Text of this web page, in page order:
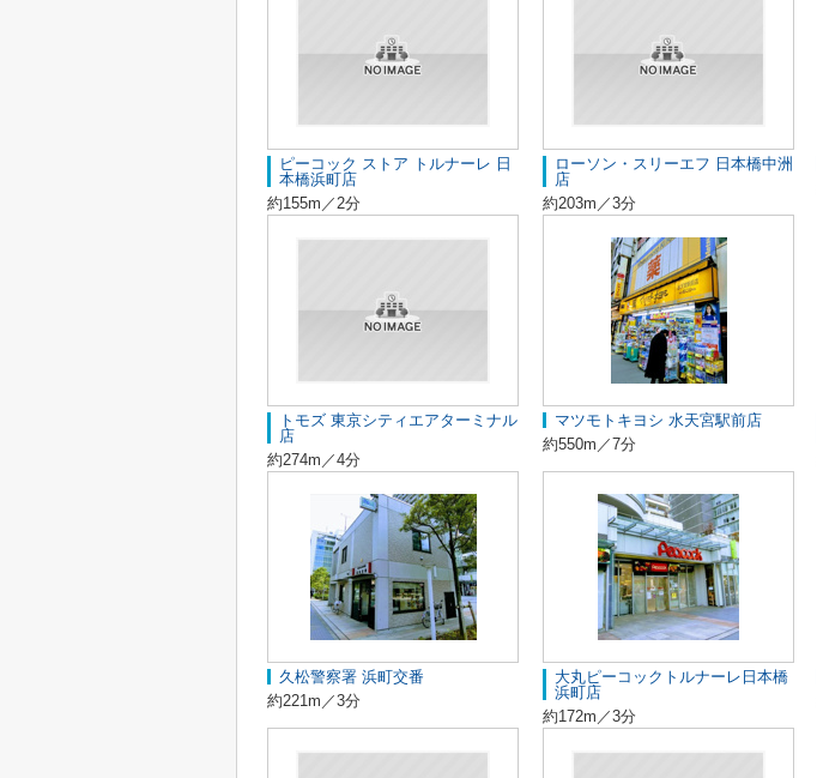
ピーコック ストア トルナーレ 日
本橋浜町店
約155m／2分
ローソン・スリーエフ 日本橋中洲
店
約203m／3分
トモズ 東京シティエアターミナル
店
約274m／4分
マツモトキヨシ 水天宮駅前店
約550m／7分
久松警察署 浜町交番
約221m／3分
大丸ピーコックトルナーレ日本橋
浜町店
約172m／3分